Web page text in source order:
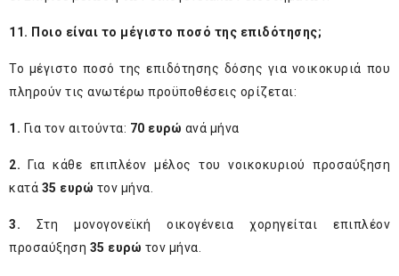
11. Ποιο είναι το μέγιστο ποσό της επιδότησης;
Το μέγιστο ποσό της επιδότησης δόσης για νοικοκυριά που
πληρούν τις ανωτέρω προϋποθέσεις ορίζεται:
1. Για τον αιτούντα: 70 ευρώ ανά μήνα
2. Για κάθε επιπλέον μέλος του νοικοκυριού προσαύξηση
κατά 35 ευρώ τον μήνα.
3. Στη μονογονεϊκή οικογένεια χορηγείται επιπλέον
προσαύξηση 35 ευρώ τον μήνα.